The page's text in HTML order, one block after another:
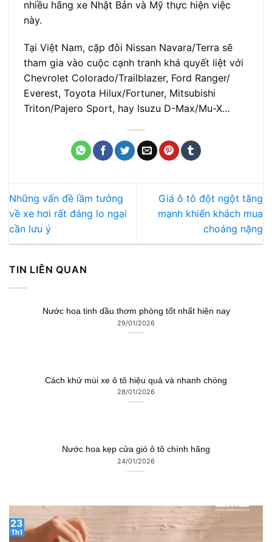
nhiều hãng xe Nhật Bản và Mỹ thực hiện việc
này.
Tại Việt Nam, cặp đôi Nissan Navara/Terra sẽ
tham gia vào cuộc cạnh tranh khá quyết liệt với
Chevrolet Colorado/Trailblazer, Ford Ranger/
Everest, Toyota Hilux/Fortuner, Mitsubishi
Triton/Pajero Sport, hay Isuzu D-Max/Mu-X…
Những vấn đề lầm tưởng
về xe hơi rất đáng lo ngại
cần lưu ý
Giá ô tô đột ngột tăng
mạnh khiến khách mua
choáng nặng
TIN LIÊN QUAN
Nước hoa tinh dầu thơm phòng tốt nhất hiện nay
29/01/2026
Cách khử mùi xe ô tô hiệu quả và nhanh chóng
28/01/2026
Nước hoa kẹp cửa gió ô tô chính hãng
24/01/2026
23
Th1